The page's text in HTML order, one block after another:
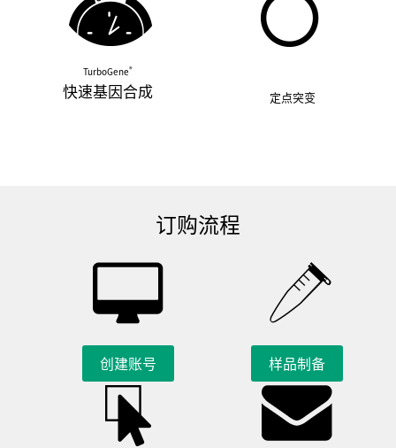
TurboGene®
快速基因合成 定点突变
订购流程
创建账号 样品制备